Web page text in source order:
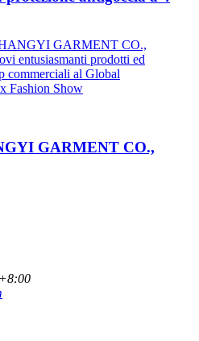
GARMENT CO.,